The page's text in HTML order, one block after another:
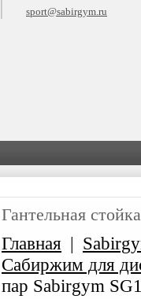
sport@sabirgym.ru
Гантельная
Главная |
Сабиржим для
пар Sabirgym